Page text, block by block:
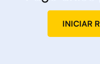
INICIAR